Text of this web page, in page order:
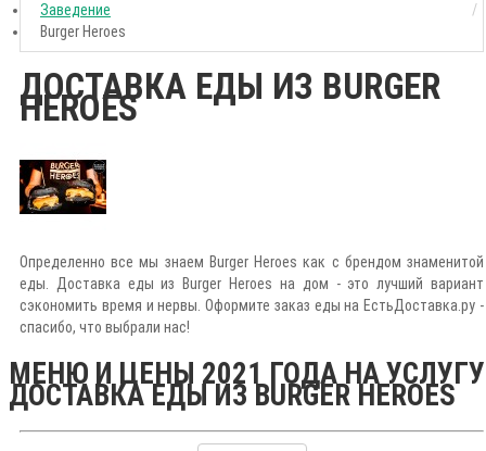
Заведение
Burger Heroes
ДОСТАВКА ЕДЫ ИЗ BURGER
HEROES
Определенно все мы знаем Burger Heroes как с брендом знаменитой
еды. Доставка еды из Burger Heroes на дом - это лучший вариант
сэкономить время и нервы. Оформите заказ еды на ЕстьДоставка.ру -
спасибо, что выбрали нас!
МЕНЮ И ЦЕНЫ 2021 ГОДА НА УСЛУГУ
ДОСТАВКА ЕДЫ ИЗ BURGER HEROES